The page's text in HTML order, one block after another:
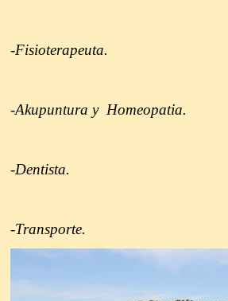
-Fisioterapeuta.
-Akupuntura y Homeopatia.
-Dentista.
-Transporte.